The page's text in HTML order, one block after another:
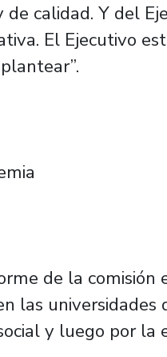
calidad. Y del
El Ejecutivo
de la comisión
las universidades
y luego por la